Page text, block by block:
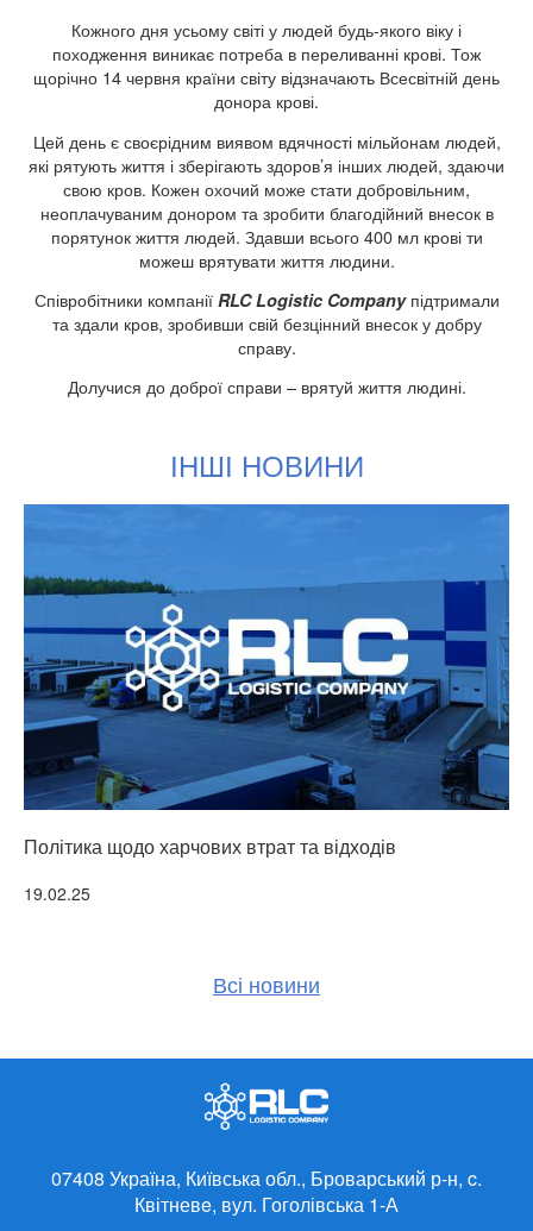
Кожного дня усьому світі у людей будь-якого віку і
походження виникає потреба в переливанні крові. Тож
щорічно 14 червня країни світу відзначають Всесвітній день
донора крові.
Цей день є своєрідним виявом вдячності мільйонам людей,
які рятують життя і зберігають здоров’я інших людей, здаючи
свою кров. Кожен охочий може стати добровільним,
неоплачуваним донором та зробити благодійний внесок в
порятунок життя людей. Здавши всього 400 мл крові ти
можеш врятувати життя людини.
Співробітники компанії RLCLogistic Companyпідтримали
та здали кров, зробивши свій безцінний внесок у добру
справу.
Долучися до доброї справи – врятуй життя людині.
ІНШІ НОВИНИ
Детальніше
Політика щодо харчових втрат та відходів
19.02.25
Всі новини
07408 Україна, Київська обл., Броварський р-н, c.
Квітневe, вул. Гоголівська 1-А